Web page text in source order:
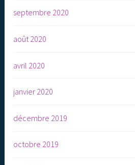
septembre 2020
août 2020
avril 2020
janvier 2020
décembre 2019
octobre 2019